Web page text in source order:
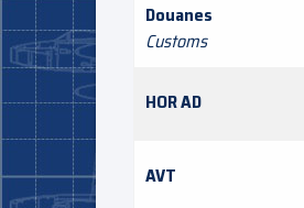
Douanes
Customs
HOR AD
AVT